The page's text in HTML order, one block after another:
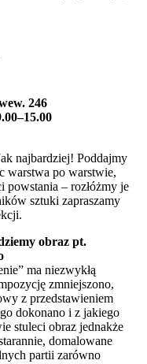
246
najbardziej! Poddajmy
warstwa po warstwie,
powstania – rozłóżmy je
sztuki zapraszamy
obraz pt.
ma niezwykłą
zmniejszono,
z przedstawieniem
dokonano i z jakiego
stuleci obraz jednakże
domalowane
partii zarówno